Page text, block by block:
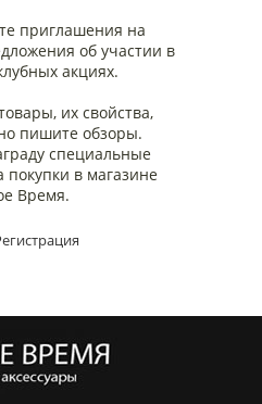
приглашения на
об участии в
акциях.
их свойства,
пишите обзоры.
специальные
в магазине
Время.